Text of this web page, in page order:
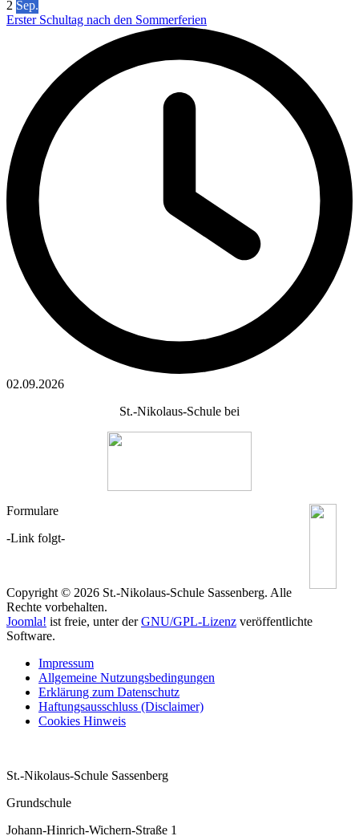
2 Sep.
Erster Schultag nach den Sommerferien
02.09.2026
St.-Nikolaus-Schule bei
Formulare
-Link folgt-
Copyright © 2026 St.-Nikolaus-Schule Sassenberg. Alle
Rechte vorbehalten.
Joomla! ist freie, unter derGNU/GPL-Lizenz veröffentlichte
Software.
Impressum
Allgemeine Nutzungsbedingungen
Erklärung zum Datenschutz
Haftungsausschluss (Disclaimer)
Cookies Hinweis
St.-Nikolaus-Schule Sassenberg
Grundschule
Johann-Hinrich-Wichern-Straße 1